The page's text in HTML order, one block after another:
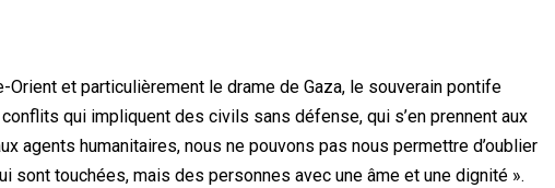
Orient et particulièrement le drame de Gaza, le souverain pontife
qui impliquent des civils sans défense, qui s’en prennent aux
agents humanitaires, nous ne pouvons pas nous permettre d’oublier
sont touchées, mais des personnes avec une âme et une dignité ».